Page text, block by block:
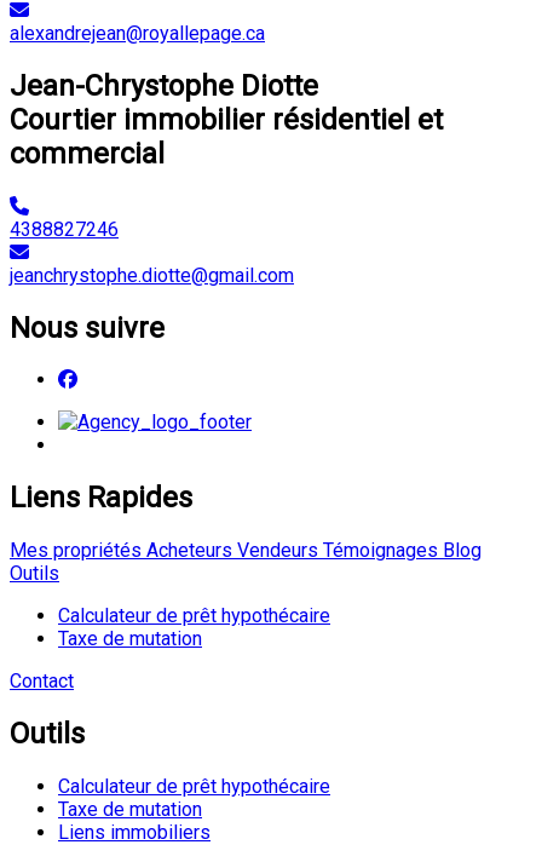
alexandrejean@royallepage.ca
Jean-Chrystophe Diotte
Courtier immobilier résidentiel et
commercial
4388827246
jeanchrystophe.diotte@gmail.com
Nous suivre
Liens Rapides
Mes propriétés Acheteurs Vendeurs Témoignages Blog
Outils
Calculateur de prêt hypothécaire
Taxe de mutation
Contact
Outils
Calculateur de prêt hypothécaire
Taxe de mutation
Liens immobiliers